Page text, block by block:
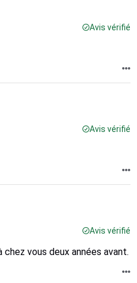
Avis vérifié
Avis vérifié
Avis vérifié
vous deux années avant.